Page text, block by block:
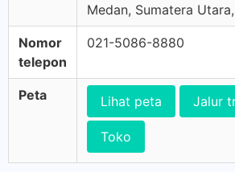
Medan, Sumatera
Nomor
telepon
021-5086-8880
Peta Lihat peta Jalur
Toko